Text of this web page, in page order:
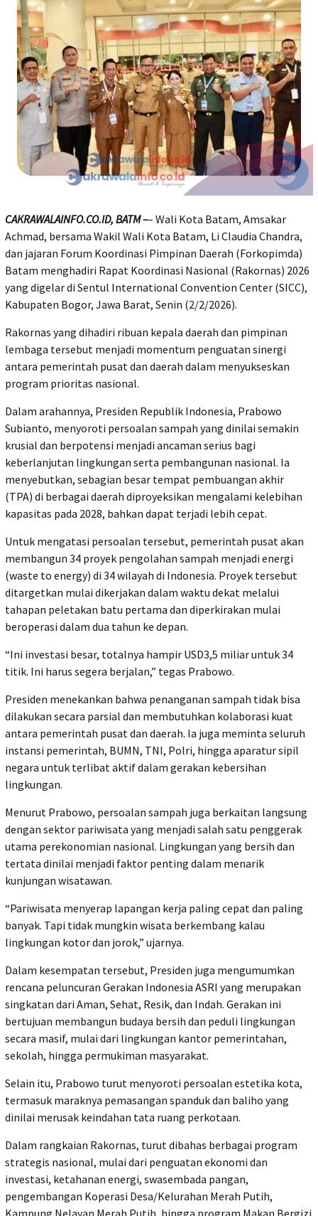
CAKRAWALAINFO.CO.ID, BATM –– Wali Kota Batam, Amsakar
Achmad, bersama Wakil Wali Kota Batam, Li Claudia Chandra,
dan jajaran Forum Koordinasi Pimpinan Daerah (Forkopimda)
Batam menghadiri Rapat Koordinasi Nasional (Rakornas) 2026
yang digelar di Sentul International Convention Center (SICC),
Kabupaten Bogor, Jawa Barat, Senin (2/2/2026).
Rakornas yang dihadiri ribuan kepala daerah dan pimpinan
lembaga tersebut menjadi momentum penguatan sinergi
antara pemerintah pusat dan daerah dalam menyukseskan
program prioritas nasional.
Dalam arahannya, Presiden Republik Indonesia, Prabowo
Subianto, menyoroti persoalan sampah yang dinilai semakin
krusial dan berpotensi menjadi ancaman serius bagi
keberlanjutan lingkungan serta pembangunan nasional. Ia
menyebutkan, sebagian besar tempat pembuangan akhir
(TPA) di berbagai daerah diproyeksikan mengalami kelebihan
kapasitas pada 2028, bahkan dapat terjadi lebih cepat.
Untuk mengatasi persoalan tersebut, pemerintah pusat akan
membangun 34 proyek pengolahan sampah menjadi energi
(waste to energy) di 34 wilayah di Indonesia. Proyek tersebut
ditargetkan mulai dikerjakan dalam waktu dekat melalui
tahapan peletakan batu pertama dan diperkirakan mulai
beroperasi dalam dua tahun ke depan.
“Ini investasi besar, totalnya hampir USD3,5 miliar untuk 34
titik. Ini harus segera berjalan,” tegas Prabowo.
Presiden menekankan bahwa penanganan sampah tidak bisa
dilakukan secara parsial dan membutuhkan kolaborasi kuat
antara pemerintah pusat dan daerah. Ia juga meminta seluruh
instansi pemerintah, BUMN, TNI, Polri, hingga aparatur sipil
negara untuk terlibat aktif dalam gerakan kebersihan
lingkungan.
Menurut Prabowo, persoalan sampah juga berkaitan langsung
dengan sektor pariwisata yang menjadi salah satu penggerak
utama perekonomian nasional. Lingkungan yang bersih dan
tertata dinilai menjadi faktor penting dalam menarik
kunjungan wisatawan.
“Pariwisata menyerap lapangan kerja paling cepat dan paling
banyak. Tapi tidak mungkin wisata berkembang kalau
lingkungan kotor dan jorok,” ujarnya.
Dalam kesempatan tersebut, Presiden juga mengumumkan
rencana peluncuran Gerakan Indonesia ASRI yang merupakan
singkatan dari Aman, Sehat, Resik, dan Indah. Gerakan ini
bertujuan membangun budaya bersih dan peduli lingkungan
secara masif, mulai dari lingkungan kantor pemerintahan,
sekolah, hingga permukiman masyarakat.
Selain itu, Prabowo turut menyoroti persoalan estetika kota,
termasuk maraknya pemasangan spanduk dan baliho yang
dinilai merusak keindahan tata ruang perkotaan.
Dalam rangkaian Rakornas, turut dibahas berbagai program
strategis nasional, mulai dari penguatan ekonomi dan
investasi, ketahanan energi, swasembada pangan,
pengembangan Koperasi Desa/Kelurahan Merah Putih,